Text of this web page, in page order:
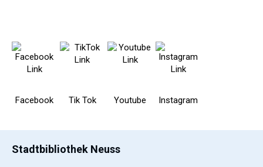
Facebook Tik Tok Youtube Instagram
Stadtbibliothek Neuss